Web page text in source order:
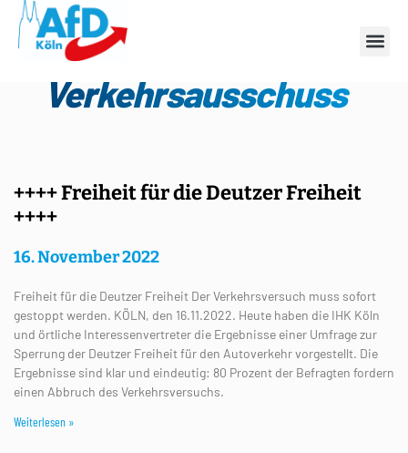
Schlagwort:
Verkehrsausschuss
++++ Freiheit für die Deutzer Freiheit
++++
16. November 2022
Freiheit für die Deutzer Freiheit Der Verkehrsversuch muss sofort
gestoppt werden. KÖLN, den 16.11.2022. Heute haben die IHK Köln
und örtliche Interessenvertreter die Ergebnisse einer Umfrage zur
Sperrung der Deutzer Freiheit für den Autoverkehr vorgestellt. Die
Ergebnisse sind klar und eindeutig: 80 Prozent der Befragten fordern
einen Abbruch des Verkehrsversuchs.
Weiterlesen »